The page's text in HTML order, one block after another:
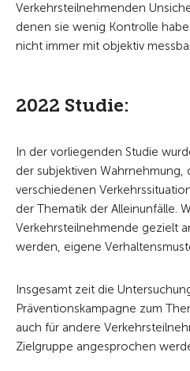
Verkehrsteilnehmenden
denen sie wenig Kontrolle
nicht immer mit objektiv
2022 Studie:
In der vorliegenden Studie
der subjektiven
verschiedenen
der Thematik der Alleinunfälle.
Verkehrsteilnehmende gezielt
werden, eigene
Insgesamt zeit die
Präventionskampagne zum
auch für andere
Zielgruppe angesprochen